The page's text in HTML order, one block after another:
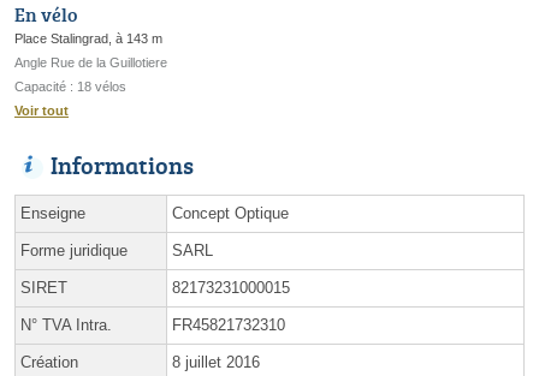
En vélo
Place Stalingrad, à 143 m
Angle Rue de la Guillotiere
Capacité : 18 vélos
Voir tout
Informations
Enseigne Concept Optique
Forme juridique SARL
SIRET 82173231000015
N° TVA Intra. FR45821732310
Création 8 juillet 2016